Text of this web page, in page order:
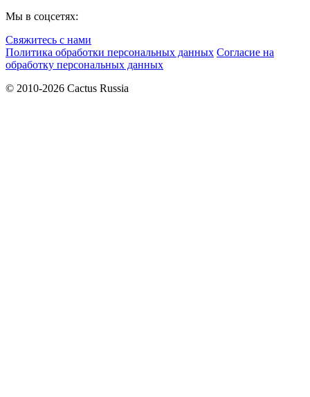
Мы в соцсетях:
Свяжитесь с нами
Политика обработки персональных данных Согласие на
обработку персональных данных
© 2010-2026 Cactus Russia